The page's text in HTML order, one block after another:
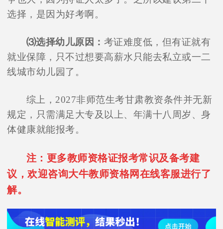
选择，是因为好考啊。
⑶选择幼儿原因： 考证难度低，但有证就有
就业保障，只不过想要高薪水只能去私立或一二
线城市幼儿园了。
综上，2027非师范生考甘肃教资条件并无新
规定，只需满足大专及以上、年满十八周岁、身
体健康就能报考。
注：更多教师资格证报考常识及备考建
议，欢迎咨询大牛教师资格网在线客服进行了
解。